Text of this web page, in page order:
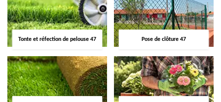
Tonte et réfection de pelouse 47 Pose de clôture 47